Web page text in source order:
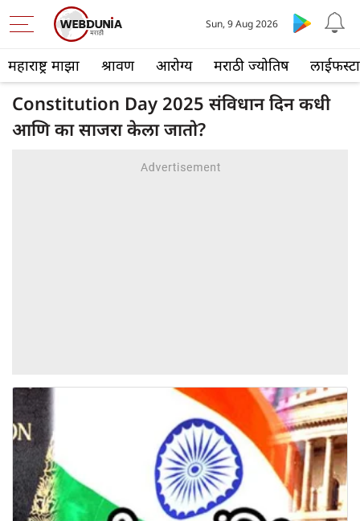
महाराष्ट्र माझा श्रावण आरोग्य मराठी ज्योतिष
Sun, 9 Aug 2026
Constitution Day 2025 संविधान दिन कधी
आणि का साजरा केला जातो?